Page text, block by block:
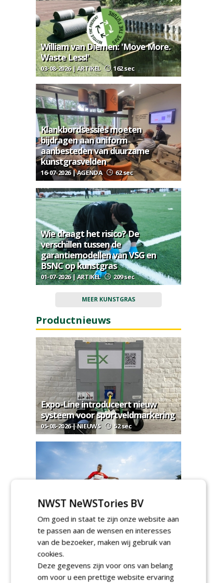
William van Diemen: 'Move More.
Waste Less!'
03-08-2026 | ARTIKEL 162 sec
Klankbordsessies moeten
bijdragen aan uniform
aanbesteden van duurzame
kunstgrasvelden
16-07-2026 | AGENDA 62 sec
Wie draagt het risico? De
verschillen tussen de
garantiemodellen van VSG en
BSNC op kunstgras
01-07-2026 | ARTIKEL 209 sec
MEER KUNSTGRAS
Productnieuws
Expo-Line introduceert nieuw
systeem voor sportveldmarkering
05-08-2026 | NIEUWS 52 sec
Barenbrug zet in op veerkracht
richting WK 2026
05-06-2026 | NIEUWS 45 sec
NWST NeWSTories BV
Om goed in staat te zijn onze website aan
te passen aan de wensen en interesses
van de bezoeker, maken wij gebruik van
cookies.
Deze gegevens zijn voor ons van belang
om voor u een prettige website ervaring